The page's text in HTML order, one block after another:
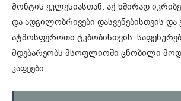
მონტის ეკლესიასთან. აქ ხშირად
და ადგილობრივები დასვენებისთვის და
ატმოსფეროთი ტკბობისთვის.
მდებარეობს მსოფლიოში ცნობილი
კაფეები.